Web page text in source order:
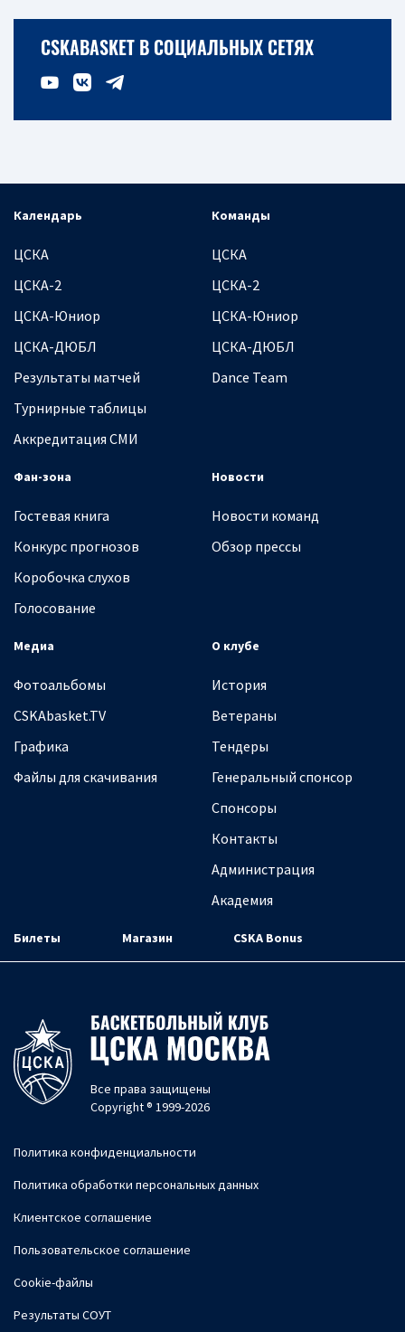
CSKABASKET В СОЦИАЛЬНЫХ СЕТЯХ
Календарь
ЦСКА
ЦСКА-2
ЦСКА-Юниор
ЦСКА-ДЮБЛ
Результаты матчей
Турнирные таблицы
Аккредитация СМИ
Команды
ЦСКА
ЦСКА-2
ЦСКА-Юниор
ЦСКА-ДЮБЛ
Dance Team
Фан-зона
Гостевая книга
Конкурс прогнозов
Коробочка слухов
Голосование
Новости
Новости команд
Обзор прессы
Медиа
Фотоальбомы
CSKAbasket.TV
Графика
Файлы для скачивания
О клубе
История
Ветераны
Тендеры
Генеральный спонсор
Спонсоры
Контакты
Администрация
Академия
Билеты Магазин CSKA Bonus
Все права защищены
Copyright ® 1999-2026
Политика конфиденциальности
Политика обработки персональных данных
Клиентское соглашение
Пользовательское соглашение
Cookie-файлы
Результаты СОУТ